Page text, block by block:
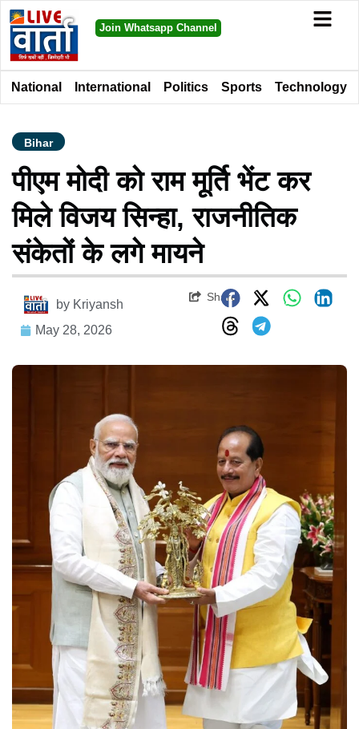
Join Whatsapp Channel
National International Politics Sports Technology
Bihar
पीएम मोदी को राम मूर्ति भेंट कर
मिले विजय सिन्हा, राजनीतिक
संकेतों के लगे मायने
by Kriyansh
May 28, 2026
Share